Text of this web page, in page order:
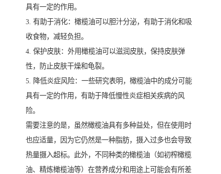
具有一定的作用。
3. 有助于消化：橄榄油可以胆汁分泌，有助于消化和吸
收食物，减轻负担。
4. 保护皮肤：外用橄榄油可以滋润皮肤，保持皮肤弹
性，防止皮肤干燥和龟裂。
5. 降低炎症风险：一些研究表明，橄榄油中的成分可能
具有一定的作用，有助于降低慢性炎症相关疾病的风
险。
需要注意的是，虽然橄榄油具有多种益处，但在使用时
也应适量，因为它仍然是一种脂肪，摄入过多也会导致
热量摄入超标。此外，不同种类的橄榄油（如初榨橄榄
油、精炼橄榄油等）在营养成分和用途上可能会有所差